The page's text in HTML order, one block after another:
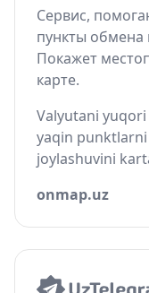
Сервис,
пункты
Покажет
карте.
Valyutani
yaqin
joylashuvini
onmap.uz